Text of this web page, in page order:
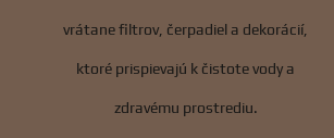
vrátane filtrov, čerpadiel a dekorácií,
ktoré prispievajú k čistote vody a
zdravému prostrediu.